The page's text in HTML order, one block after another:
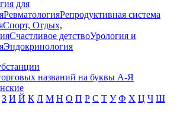
для
РевматологияРепродуктивная система
Спорт, Отдых,
Счастливое детствоУрология и
Эндокринология
названий на буквы А-Я
З И Й К Л М Н О П Р С Т У Ф Х Ц Ч Ш